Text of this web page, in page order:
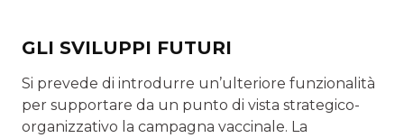
GLI SVILUPPI FUTURI
Si prevede di introdurre un’ulteriore funzionalità
per supportare da un punto di vista strategico-
organizzativo la campagna vaccinale. La